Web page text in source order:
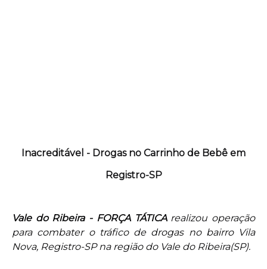
Inacreditável - Drogas no Carrinho de Bebê em
Registro-SP
Vale do Ribeira - FORÇA TÁTICA realizou operação
para combater o tráfico de drogas no bairro Vila
Nova, Registro-SP na região do Vale do Ribeira(SP).